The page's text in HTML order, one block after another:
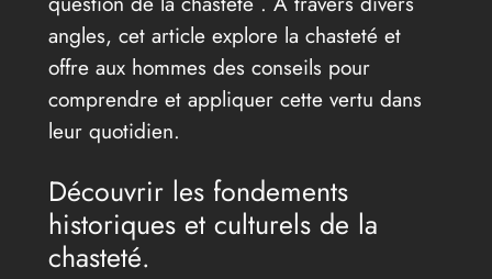
angles, cet article explore la chasteté et
offre aux hommes des conseils pour
comprendre et appliquer cette vertu dans
leur quotidien.
Découvrir les fondements
historiques et culturels de la
chasteté.